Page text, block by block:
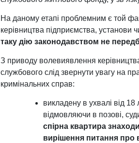
На даному етапі проблемним є той
керівництва підприємства, установи
таку дію законодавством не
З приводу волевиявлення
службового слід звернути увагу на
кримінальних справ:
викладену в ухвалі від
відмовляючи в позові,
спірна квартира
вирішення питання про